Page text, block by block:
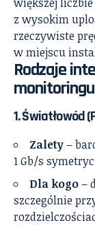
z wysokim
rzeczywiste
w miejscu
Rodzaje
1. Światłowód
Zalety–
1 Gb/s
Dla kogo–
szczególnie